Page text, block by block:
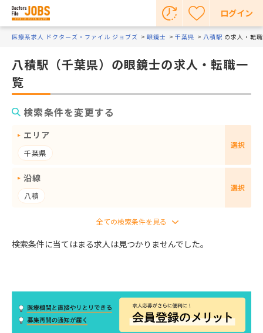
ログイン
医療系求人 ドクターズ・ファイル ジョブズ 眼鏡士 千葉県 八積駅 の求人・転
八積駅（千葉県）の眼鏡士の求人・転職一
覧
検索条件を変更する
エリア
千葉県
選択
沿線
八積
選択
検索条件に当てはまる求人は見つかりませんでした。